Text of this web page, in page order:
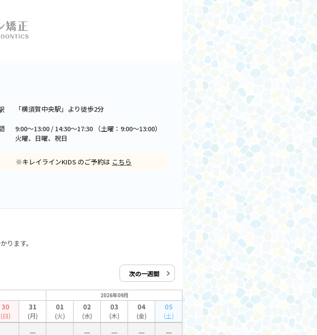
「横須賀中央駅」より徒歩2分
9:00～13:00 / 14:30～17:30 （土曜：9:00～13:00）
火曜、日曜、祝日
※キレイラインKIDS のご予約は こちら
ります。
次の一週間
2026年09月
30
(日)
31
(月)
01
(火)
02
(水)
03
(木)
04
(金)
05
(土)